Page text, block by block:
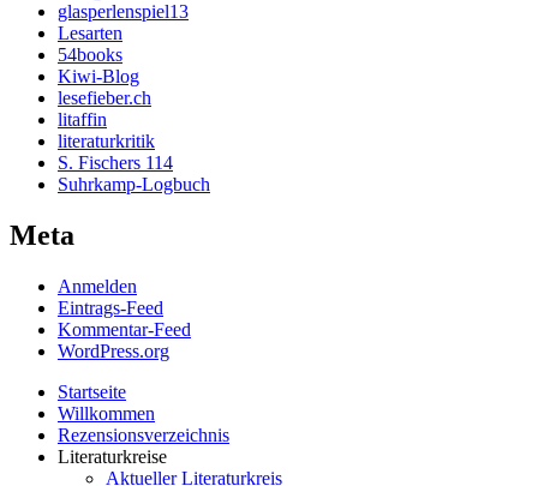
glasperlenspiel13
Lesarten
54books
Kiwi-Blog
lesefieber.ch
litaffin
literaturkritik
S. Fischers 114
Suhrkamp-Logbuch
Meta
Anmelden
Eintrags-Feed
Kommentar-Feed
WordPress.org
Startseite
Willkommen
Rezensionsverzeichnis
Literaturkreise
Aktueller Literaturkreis